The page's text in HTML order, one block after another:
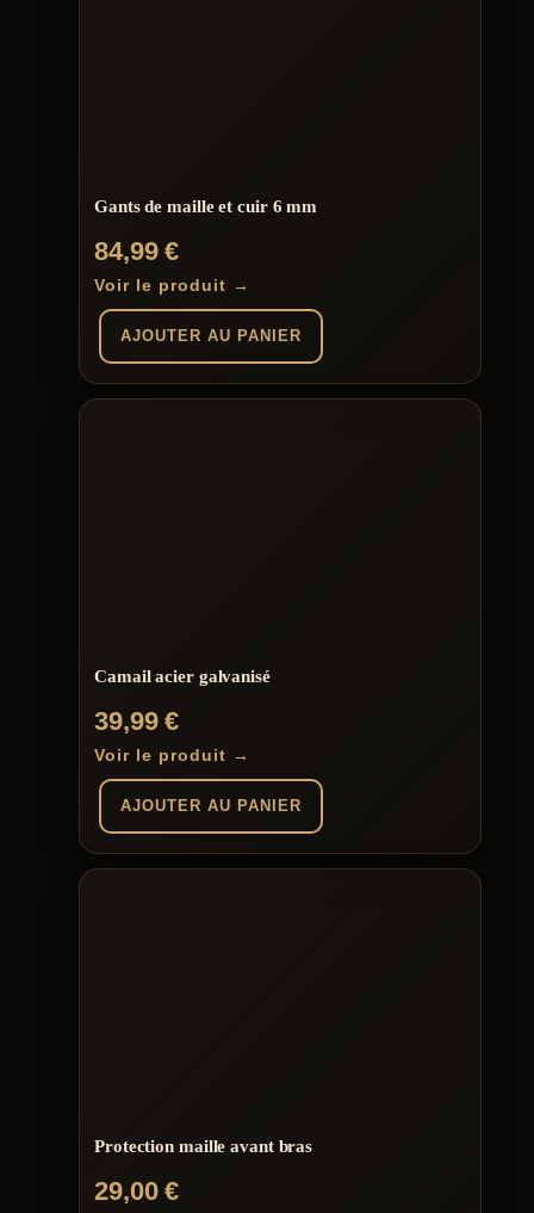
Gants de maille et cuir 6 mm
84,99€
Voir le produit →
AJOUTER AU PANIER
Camail acier galvanisé
39,99€
Voir le produit →
AJOUTER AU PANIER
Protection maille avant bras
29,00€